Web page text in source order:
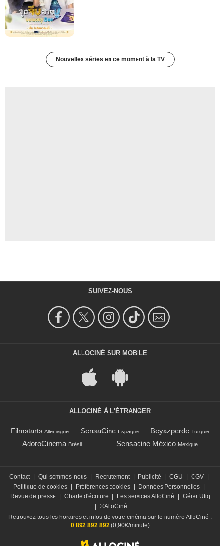
Nouvelles séries en ce moment à la TV
SUIVEZ-NOUS
ALLOCINÉ SUR MOBILE
ALLOCINÉ À L'ÉTRANGER
Filmstarts Allemagne SensaCine Espagne Beyazperde Turquie
AdoroCinema Brésil Sensacine México Mexique
Contact | Qui sommes-nous | Recrutement | Publicité | CGU | CGV |
Politique de cookies | Préférences cookies | Données Personnelles |
Revue de presse
| Charte d'écriture | Les services AlloCiné | Gérer Utiq
| ©AlloCiné
Retrouvez tous les horaires et infos de votre cinéma sur le numéro AlloCiné :
0 892 892 892 (0,90€/minute)